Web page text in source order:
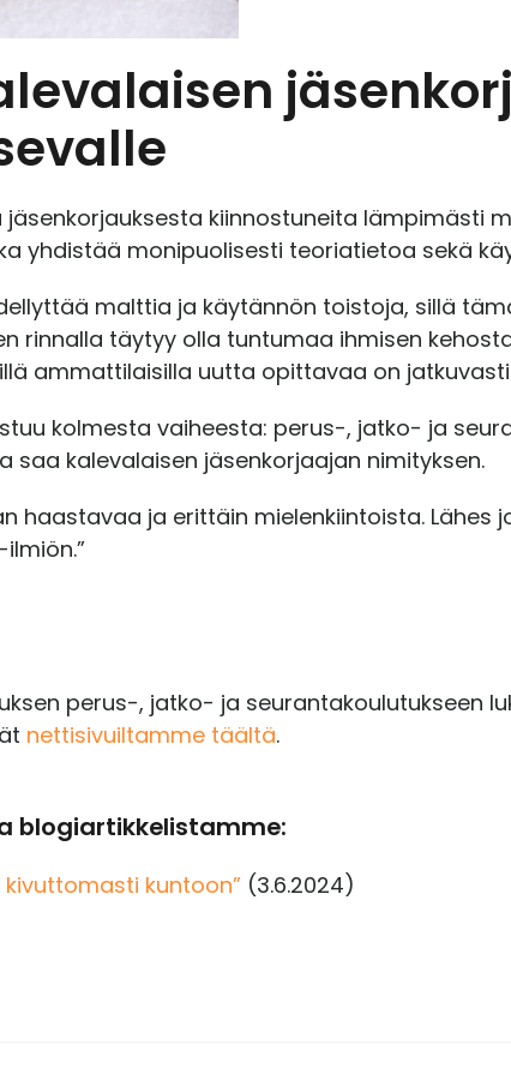
kiinnostuneita lämpimästi
yhdistää monipuolisesti teoriatietoa sekä
malttia ja käytännön toistoja, sillä
rinnalla täytyy olla tuntumaa ihmisen
ammattilaisilla uutta opittavaa on
kolmesta vaiheesta: perus-, jatko- ja
kalevalaisen jäsenkorjaajan nimityksen.
haastavaa ja erittäin mielenkiintoista. Lähes
perus-, jatko- ja seurantakoulutukseen
nettisivuiltamme täältä.
blogiartikkelistamme:
kuntoon” (3.6.2024)